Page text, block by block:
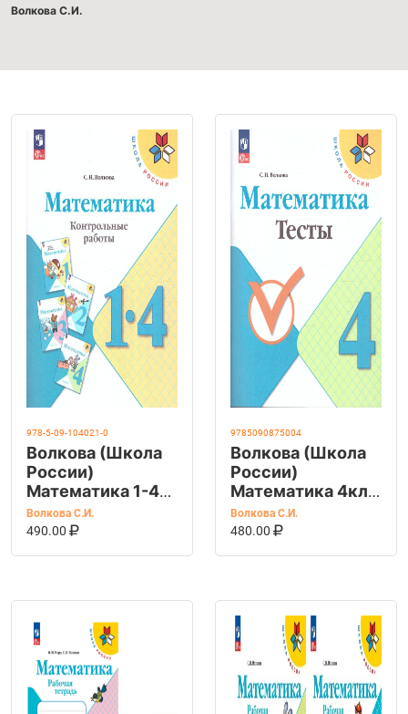
Волкова С.И.
978-5-09-104021-0
Волкова (Школа
России)
Математика 1-4
кл. Контрольные
работы (Просв.)
Волкова С.И.
490.00
В КОРЗИНУ
9785090875004
Волкова (Школа
России)
Математика 4кл.
Тесты (Просв.)
Волкова С.И.
480.00
В КОРЗИНУ